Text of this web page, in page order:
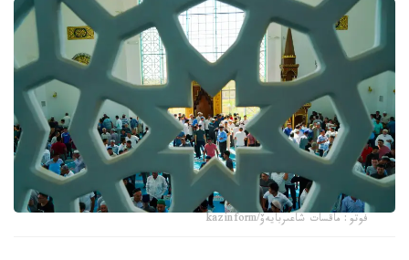
فوتو: ماقسات شاعىربايەۆ/kazinform